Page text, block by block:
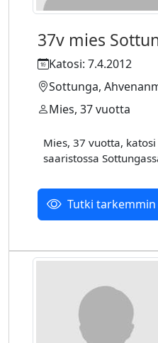
37v mies
Katosi: 7.4.2012
Sottunga,
Mies, 37 vuotta
Mies, 37 vuotta,
saaristossa
Tutki tarkemmin